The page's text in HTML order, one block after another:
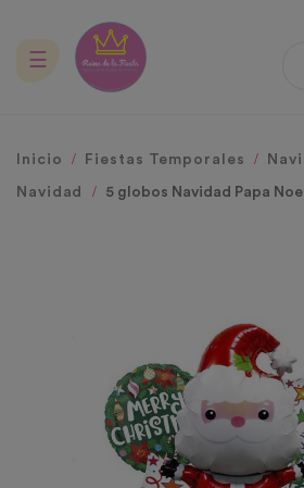
Navegación
☰
Inicio Fiestas Temporales
Navidad 5 globos Navidad Papa